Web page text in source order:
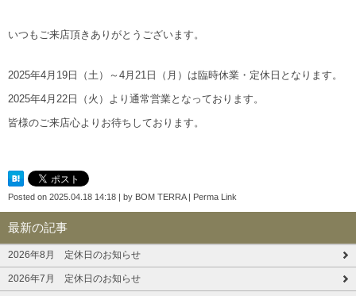
いつもご来店頂きありがとうございます。
2025年4月19日（土）～4月21日（月）は臨時休業・定休日となります。
2025年4月22日（火）より通常営業となっております。
皆様のご来店心よりお待ちしております。
Posted on 2025.04.18 14:18 by BOM TERRA| Perma Link
最新の記事
2026年8月 定休日のお知らせ
2026年7月 定休日のお知らせ